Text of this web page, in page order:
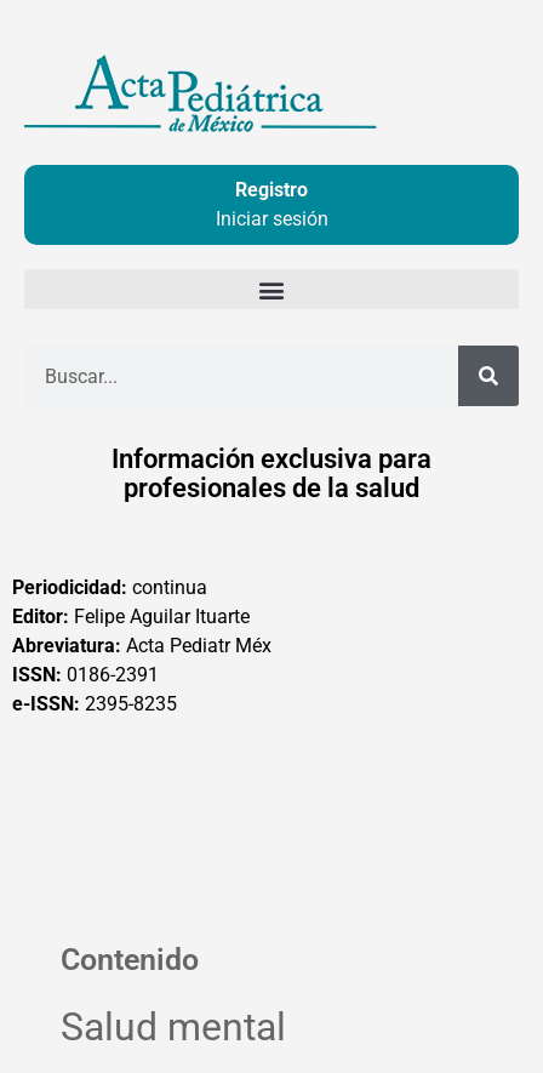
contenido
Registro
Iniciar sesión
Información exclusiva para
profesionales de la salud
Periodicidad: continua
Editor: Felipe Aguilar Ituarte
Abreviatura: Acta Pediatr Méx
ISSN: 0186-2391
e-ISSN: 2395-8235
Contenido
Salud mental